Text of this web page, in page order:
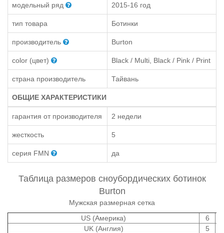
модельный ряд 2015-16 год
тип товара Ботинки
производитель Burton
color (цвет) Black / Multi, Black / Pink / Print
страна производитель Тайвань
ОБЩИЕ ХАРАКТЕРИСТИКИ
гарантия от производителя 2 недели
жесткость 5
серия FMN да
Таблица размеров сноубордических ботинок
Burton
Мужская размерная сетка
US (Америка)
6
UK (Англия)
5